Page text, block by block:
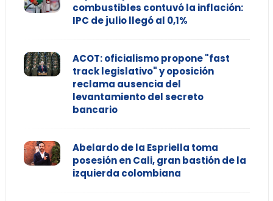
combustibles contuvó la inflación:
IPC de julio llegó al 0,1%
ACOT: oficialismo propone "fast
track legislativo" y oposición
reclama ausencia del
levantamiento del secreto
bancario
Abelardo de la Espriella toma
posesión en Cali, gran bastión de la
izquierda colombiana